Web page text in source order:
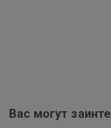
Вас могут